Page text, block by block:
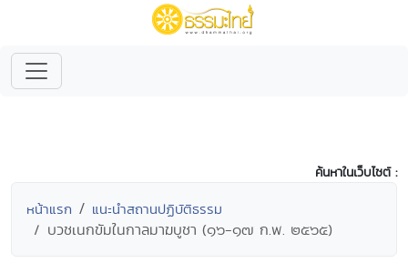
ค้นหาในเว็บไซต์ :
หน้าแรก แนะนำสถานปฏิบัติธรรม
บวชเนกขัมในกาลมาฆบูชา (๑๖-๑๗ ก.พ. ๒๕๖๕)